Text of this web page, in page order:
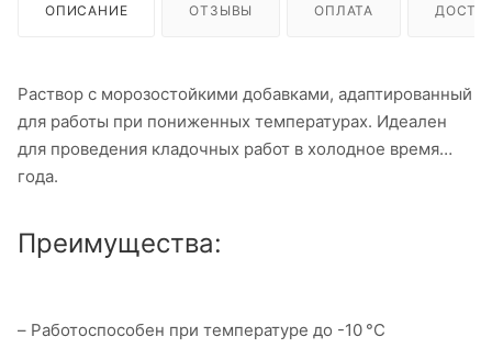
ОПИСАНИЕ ОТЗЫВЫ ОПЛАТА
Раствор с морозостойкими добавками, адаптированный
для работы при пониженных температурах. Идеален
для проведения кладочных работ в холодное время
года.
Преимущества:
– Работоспособен при температуре до -10 °C